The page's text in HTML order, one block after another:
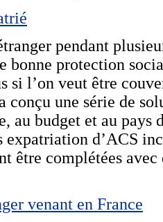
pendant
bonne protection
si l’on veut être
conçu une série de
au budget et au pays
expatriation d’ACS
être complétées
venant en France